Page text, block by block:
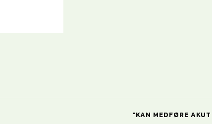
"KAN MEDFØRE